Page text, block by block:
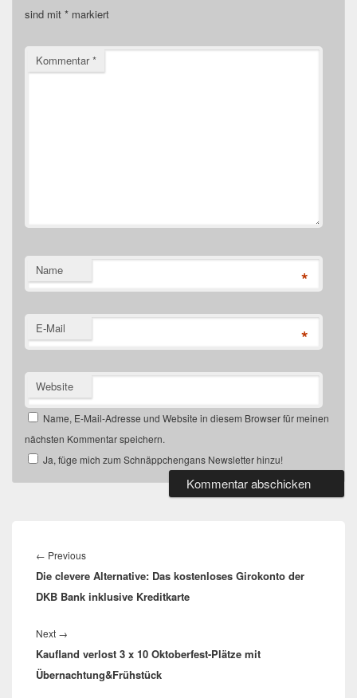
sind mit * markiert
Kommentar*
Name *
E-Mail *
Website
Name, E-Mail-Adresse und Website in diesem Browser für meinen
nächsten Kommentar speichern.
Ja, füge mich zum Schnäppchengans Newsletter hinzu!
← PreviousPrevious
post:
Die clevere Alternative: Das kostenloses Girokonto der
DKB Bank inklusive Kreditkarte
Next →
post:
Kaufland verlost 3 x 10 Oktoberfest-Plätze mit
Übernachtung&Frühstück